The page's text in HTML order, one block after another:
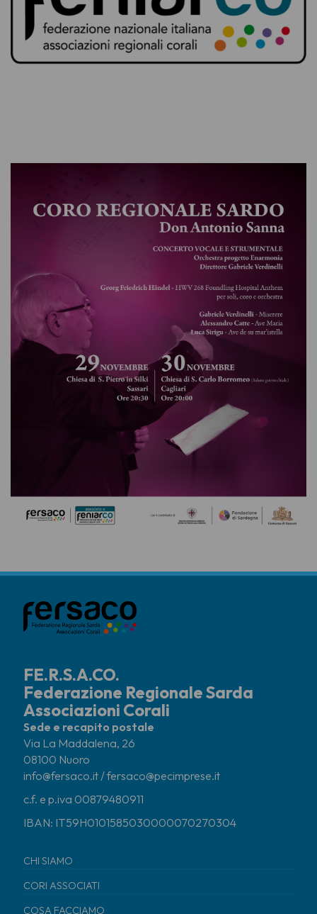
FE.R.S.A.CO.
Federazione Regionale Sarda
Associazioni Corali
Sede e recapito postale
Via La Maddalena, 26
08100 Nuoro
info@fersaco.it / fersaco@pecimprese.it
c.f. e p.iva 00879480911
IBAN: IT59H0101585030000070270304
CHI SIAMO
CORI ASSOCIATI
COSA FACCIAMO